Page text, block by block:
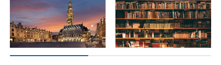
AFFINER LES CRITÈRES